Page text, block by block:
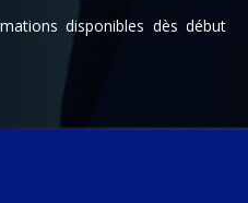
disponibles dès début